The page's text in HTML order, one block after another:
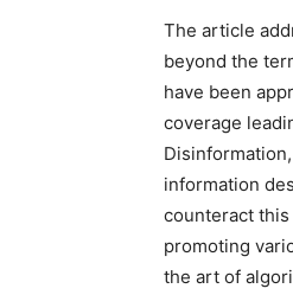
The article
beyond the
have been
coverage
information
counteract
promoting
the art of